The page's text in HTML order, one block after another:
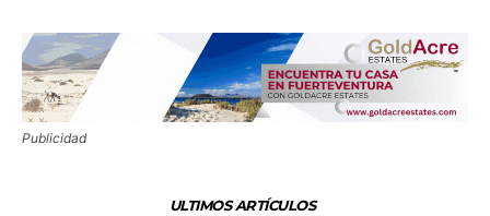
Publicidad
ULTIMOS ARTÍCULOS